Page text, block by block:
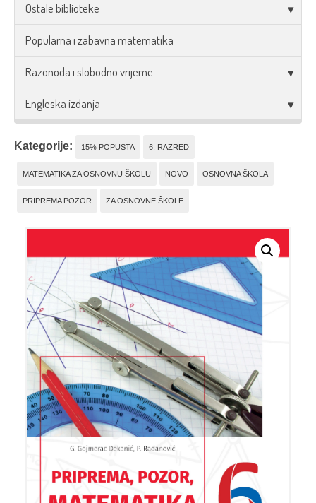
Ostale biblioteke
Popularna i zabavna matematika
Razonoda i slobodno vrijeme
Engleska izdanja
Kategorije: 15% POPUSTA 6. RAZRED
MATEMATIKA ZA OSNOVNU ŠKOLU NOVO OSNOVNA ŠKOLA
PRIPREMA POZOR ZA OSNOVNE ŠKOLE